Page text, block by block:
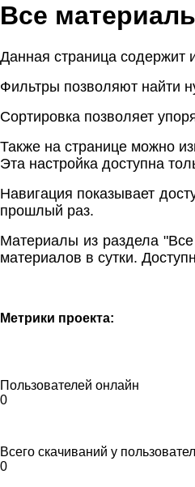
Все
Данная страница содержит
Фильтры позволяют найти
Сортировка позволяет
Также на странице можно
Эта настройка доступна
Навигация показывает
прошлый раз.
Материалы из раздела "Все
материалов в сутки.
Метрики проекта:
Пользователей онлайн
0
Всего скачиваний у
0